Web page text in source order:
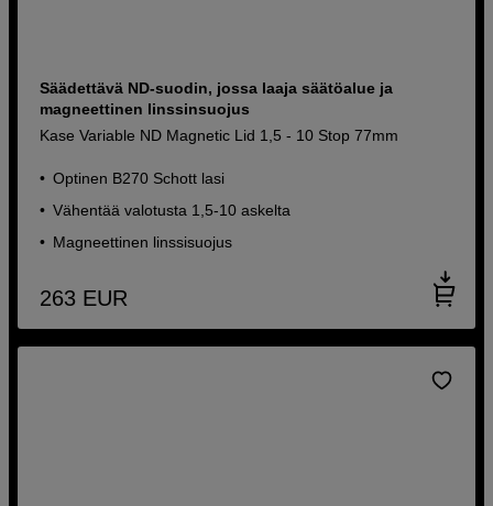
Säädettävä ND-suodin, jossa laaja säätöalue ja
magneettinen linssinsuojus
Kase Variable ND Magnetic Lid 1,5 - 10 Stop 77mm
Optinen B270 Schott lasi
Vähentää valotusta 1,5-10 askelta
Magneettinen linssisuojus
263 EUR